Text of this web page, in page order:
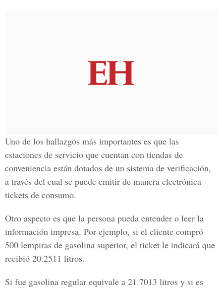
Uno de los hallazgos más importantes es que las
estaciones de servicio que cuentan con tiendas de
conveniencia están dotados de un sistema de verificación,
a través del cual se puede emitir de manera electrónica
tickets de consumo.
Otro aspecto es que la persona pueda entender o leer la
información impresa. Por ejemplo, si el cliente compró
500 lempiras de gasolina superior, el ticket le indicará que
recibió 20.2511 litros.
Si fue gasolina regular equivale a 21.7013 litros y si es